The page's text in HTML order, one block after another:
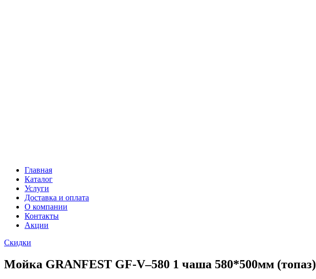
Главная
Каталог
Услуги
Доставка и оплата
О компании
Контакты
Акции
Скидки
Мойка GRANFEST GF-V–580 1 чаша 580*500мм (топаз)